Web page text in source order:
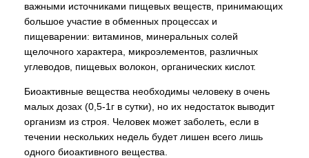
важными источниками пищевых веществ, принимающих
большое участие в обменных процессах и
пищеварении: витаминов, минеральных солей
щелочного характера, микроэлементов, различных
углеводов, пищевых волокон, органических кислот.
Биоактивные вещества необходимы человеку в очень
малых дозах (0,5-1г в сутки), но их недостаток выводит
организм из строя. Человек может заболеть, если в
течении нескольких недель будет лишен всего лишь
одного биоактивного вещества.